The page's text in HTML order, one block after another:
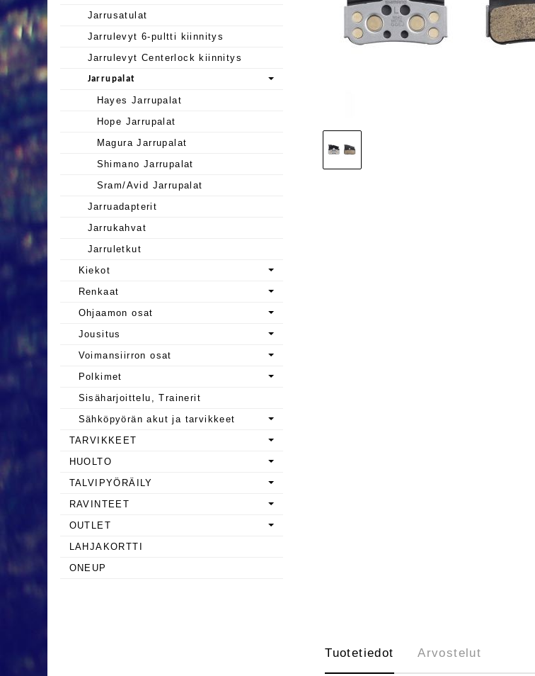
Tuotetiedot Arvostelut
Jarrusatulat
Jarrulevyt 6-pultti kiinnitys
Jarrulevyt Centerlock kiinnitys
Jarrupalat
Hayes Jarrupalat
Hope Jarrupalat
Magura Jarrupalat
Shimano Jarrupalat
Sram/Avid Jarrupalat
Jarruadapterit
Jarrukahvat
Jarruletkut
Kiekot
Renkaat
Ohjaamon osat
Jousitus
Voimansiirron osat
Polkimet
Sisäharjoittelu, Trainerit
Sähköpyörän akut ja tarvikkeet
TARVIKKEET
HUOLTO
TALVIPYÖRÄILY
RAVINTEET
OUTLET
LAHJAKORTTI
ONEUP